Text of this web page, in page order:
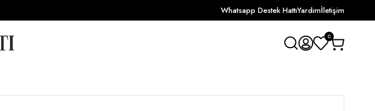
Whatsapp Destek HattıYardımİletişim
0